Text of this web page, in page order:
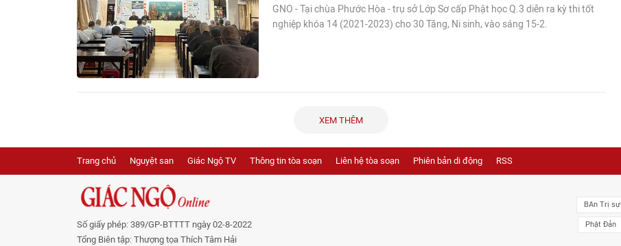
GNO - Tại chùa Phước Hòa - trụ sở Lớp Sơ cấp Phật học Q.3 diễn ra kỳ thi tốt
nghiệp khóa 14 (2021-2023) cho 30 Tăng, Ni sinh, vào sáng 15-2.
XEM THÊM
Trang chủ Nguyệt san Giác Ngộ TV Thông tin tòa soạn Liên hệ tòa soạn Phiên bản di động RSS
Số giấy phép: 389/GP-BTTTT ngày 02-8-2022
Tổng Biên tập: Thượng tọa Thích Tâm Hải
BAn Trị sự
Phật Đản